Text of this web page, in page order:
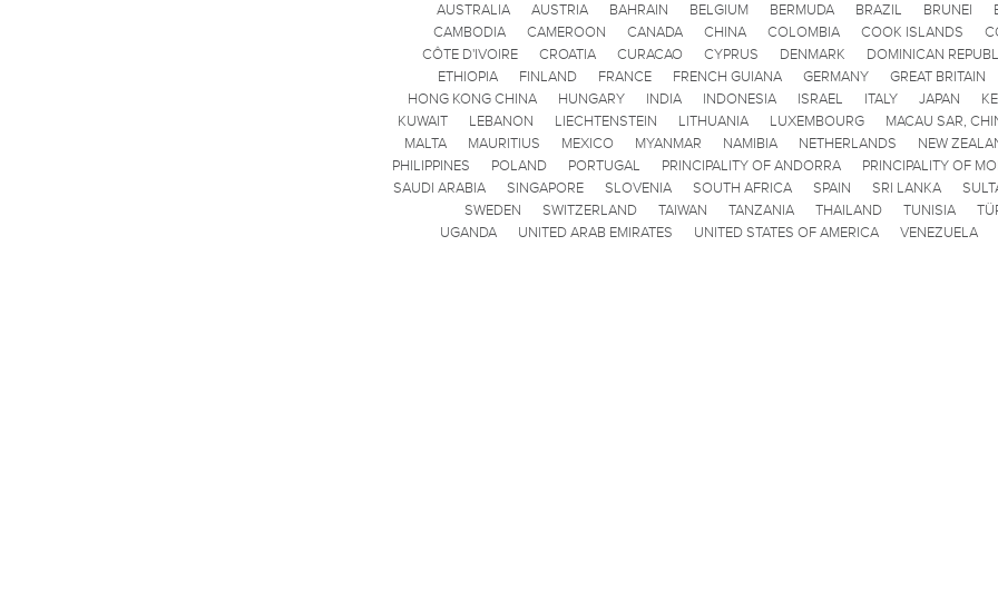
AUSTRALIA AUSTRIA BAHRAIN BELGIUM BERMUDA BRAZIL BRUNEI
CAMBODIA
CAMEROON CANADA CHINA COLOMBIA COOK ISLANDS
CÔTE D'IVOIRE
CROATIA CURACAO CYPRUS DENMARK DOMINICAN
ETHIOPIA
FINLAND FRANCE FRENCH GUIANA GERMANY GREAT BRITAIN
HONG KONG CHINA
HUNGARY INDIA INDONESIA ISRAEL ITALY JAPAN
KUWAIT
LEBANON LIECHTENSTEIN LITHUANIA LUXEMBOURG MACAU SAR,
MALTA
MAURITIUS MEXICO MYANMAR NAMIBIA NETHERLANDS NEW
PHILIPPINES
POLAND PORTUGAL PRINCIPALITY OF ANDORRA PRINCIPALITY OF
SAUDI ARABIA
SINGAPORE SLOVENIA SOUTH AFRICA SPAIN SRI LANKA
SWEDEN
SWITZERLAND TAIWAN TANZANIA THAILAND TUNISIA
UGANDA
UNITED ARAB EMIRATES UNITED STATES OF AMERICA VENEZUELA